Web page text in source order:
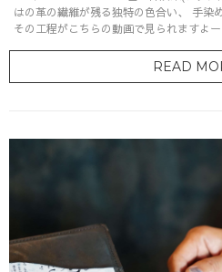
はの革の繊維が残る独特の色合い、 手染
その工程がこちらの動画で見られますよ
READ